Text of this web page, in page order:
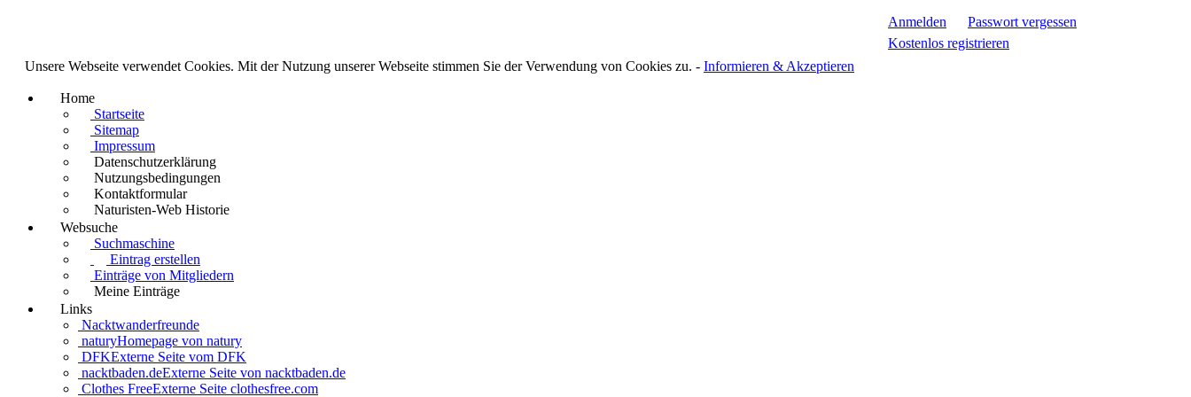
Anmelden
Passwort vergessen
Kostenlos registrieren
Unsere Webseite verwendet Cookies. Mit der Nutzung unserer Webseite stimmen Sie der Verwendung von Cookies zu. - Informieren & Akzeptieren
Home
Startseite
Sitemap
Impressum
Datenschutzerklärung
Nutzungsbedingungen
Kontaktformular
Naturisten-Web Historie
Websuche
Suchmaschine
Eintrag erstellen
Einträge von Mitgliedern
Meine Einträge
Links
Nacktwanderfreunde
naturyHomepage von natury
DFKExterne Seite vom DFK
nacktbaden.deExterne Seite von nacktbaden.de
Clothes FreeExterne Seite clothesfree.com